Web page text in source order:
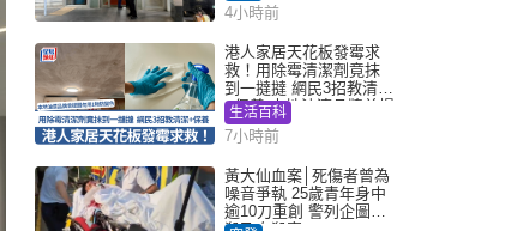
4小時前
港人家居天花板發霉求
救！用除霉清潔劑竟抹
到一撻撻 網民3招教清潔
+保養 本地油漆品牌曾提
醒勿用1物防變色
生活百科
7小時前
黃大仙血案│死傷者曾為
噪音爭執 25歲青年身中
逾10刀重創 警列企圖謀